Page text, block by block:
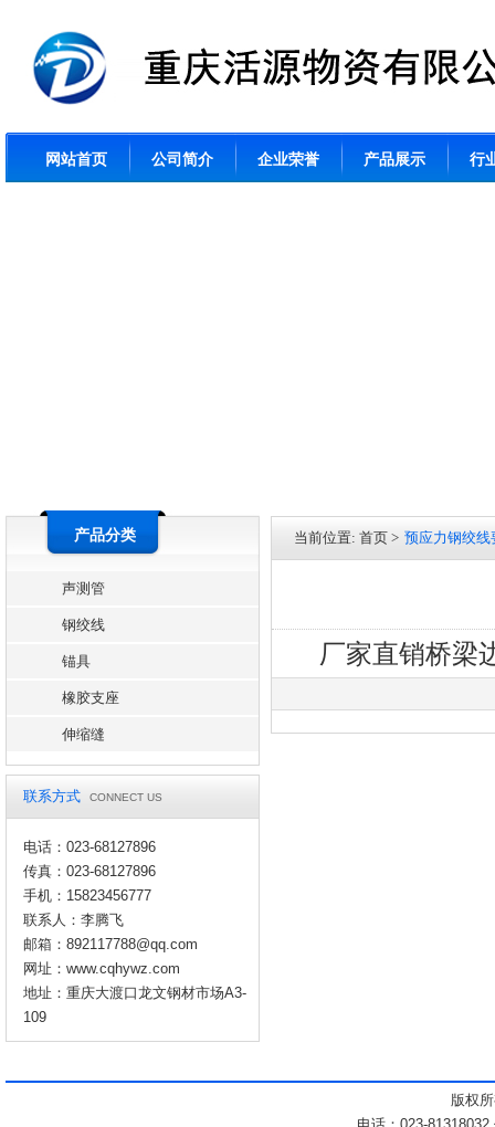
网站首页 公司简介 企业荣誉 产品展示 行
当前位置: 首页 > 预应力钢绞线
厂家直销桥梁
产品分类
声测管
钢绞线
锚具
橡胶支座
伸缩缝
联系方式 CONNECT US
电话：023-68127896
传真：023-68127896
手机：15823456777
联系人：李腾飞
邮箱：892117788@qq.com
网址： www.cqhywz.com
地址：重庆大渡口龙文钢材市场A3-
109
版权